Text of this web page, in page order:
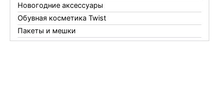
Новогодние аксессуары
Обувная косметика Twist
Пакеты и мешки
Перчатки